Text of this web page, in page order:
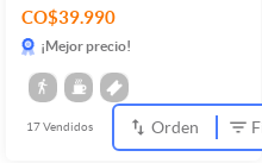
CO$39.990
¡Mejor precio!
17Vendidos Orden